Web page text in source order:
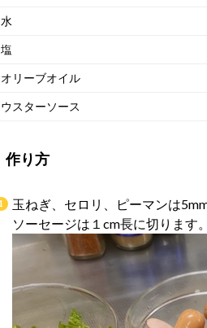
水
塩
オリーブオイル
ウスターソース
作り方
玉ねぎ、セロリ、ピーマンは
ソーセージは１cm長に切ります